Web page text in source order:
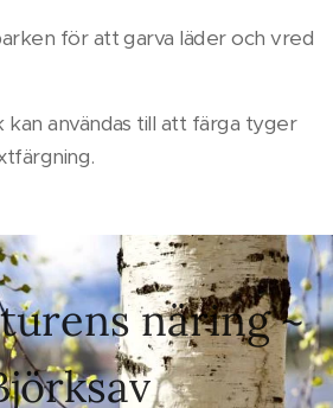
för att garva läder och vred
användas till att färga tyger
näring ~